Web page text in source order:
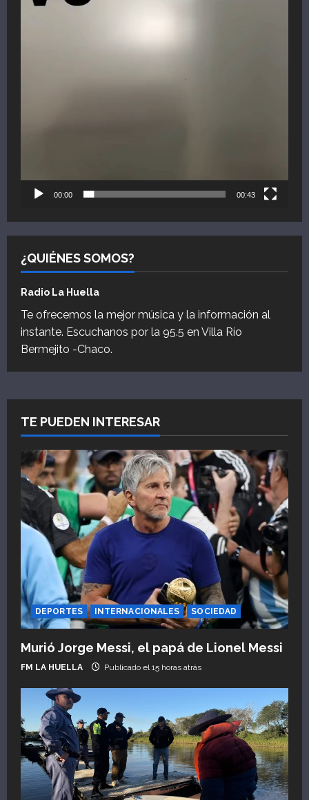
00:00 00:43
¿QUIÉNES SOMOS?
Radio La Huella
Te ofrecemos la mejor música y la información al
instante. Escuchanos por la 95.5 en Villa Río
Bermejito -Chaco.
TE PUEDEN INTERESAR
DEPORTES INTERNACIONALES SOCIEDAD
Murió Jorge Messi, el papá de Lionel Messi
FM LA HUELLA Publicado el 15 horas atrás